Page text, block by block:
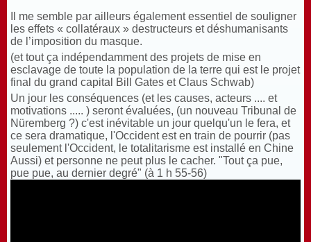
Il me semble par ailleurs également essentiel de souligner
les effets « collatéraux » destructeurs et déshumanisants
de l’imposition du masque.
(et tout ça indépendamment des projets de mise en
esclavage de toute la population de la terre qui est le projet
final du grand capital Bill Gates et Claus Schwab)
Un jour les conséquences (et les causes, acteurs .... et
motivations ..... ) seront évaluées, (un nouveau Tribunal de
Nüremberg ?) c'est inévitable un jour quelqu'un le fera, et
ce sera dramatique, l'Occident est en train de pourrir (pas
seulement l'Occident, le totalitarisme est installé en Chine
Aussi) et personne ne peut plus le cacher. "Tout ça pue,
pue pue, au dernier degré" (à 1 h 55-56)